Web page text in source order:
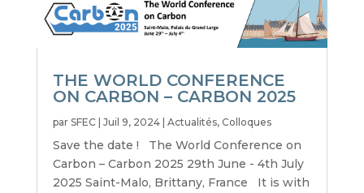
THE WORLD CONFERENCE
ON CARBON – CARBON 2025
par SFEC| Juil 9, 2024| Actualités, Colloques
Save the date ! The World Conference on
Carbon – Carbon 2025 29th June - 4th July
2025 Saint-Malo, Brittany, France It is with